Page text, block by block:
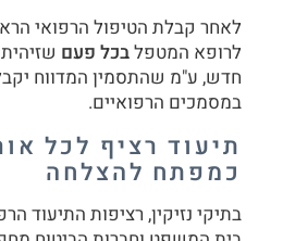
לאחר קבלת הטיפול הרפואי
לרופא המטפלבכל פעם
חדש, ע"מ שהתסמין המדווח יקבל
במסמכים הרפואיים.
תיעוד רציף לכל
כמפתח להצלחה
בתיקי נזיקין, רציפות התיעוד